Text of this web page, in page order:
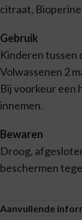
citraat,
Gebruik
Kinderen tussen
Volwassenen 2
Bij voorkeur een
innemen.
Bewaren
Droog,
beschermen
Aanvullende